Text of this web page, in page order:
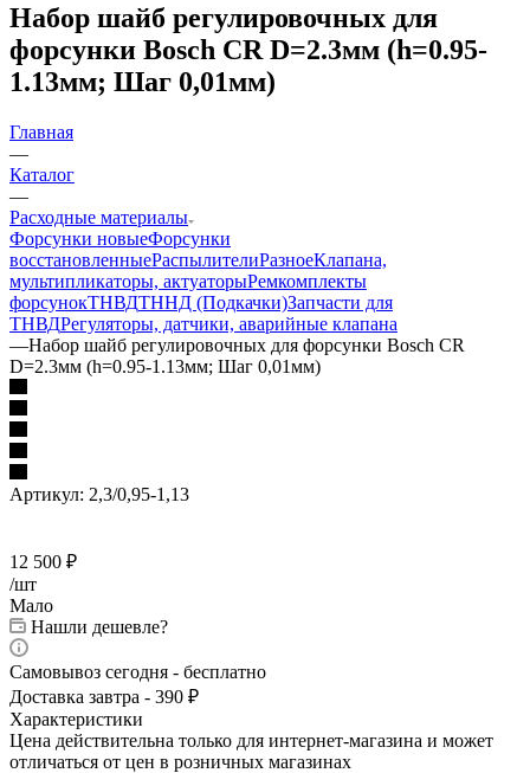
Набор шайб регулировочных для
форсунки Bosch CR D=2.3мм (h=0.95-
1.13мм; Шаг 0,01мм)
Главная
—
Каталог
—
Расходные материалы
Форсунки новыеФорсунки
восстановленныеРаспылителиРазноеКлапана,
мультипликаторы, актуаторыРемкомплекты
форсунокТНВДТННД (Подкачки)Запчасти для
ТНВДРегуляторы, датчики, аварийные клапана
—Набор шайб регулировочных для форсунки Bosch CR
D=2.3мм (h=0.95-1.13мм; Шаг 0,01мм)
Артикул: 2,3/0,95-1,13
12 500 ₽
/шт
Мало
Нашли дешевле?
Самовывоз сегодня - бесплатно
Доставка завтра - 390 ₽
Характеристики
Цена действительна только для интернет-магазина и может
отличаться от цен в розничных магазинах